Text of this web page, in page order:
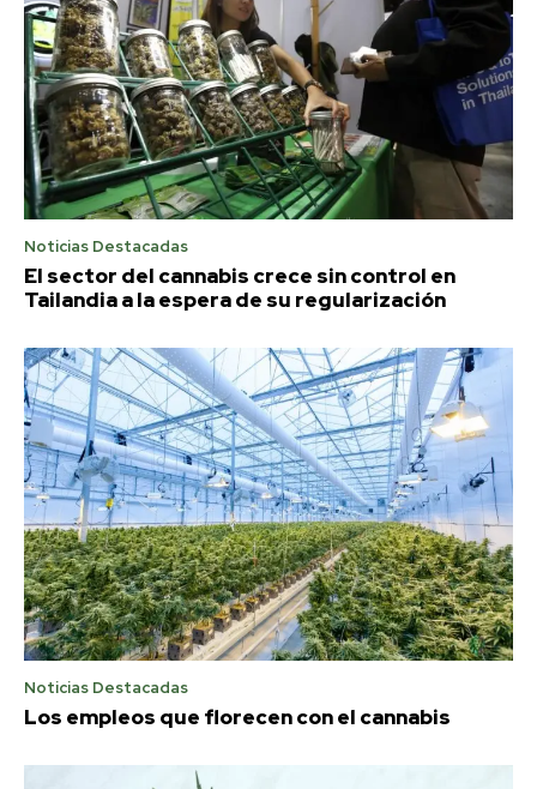
Noticias Destacadas
El sector del cannabis crece sin control en
Tailandia a la espera de su regularización
Noticias Destacadas
Los empleos que florecen con el cannabis